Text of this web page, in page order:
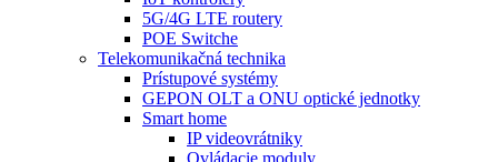
5G/4G LTE routery
POE Switche
Telekomunikačná technika
Prístupové systémy
GEPON OLT a ONU optické jednotky
Smart home
IP videovrátniky